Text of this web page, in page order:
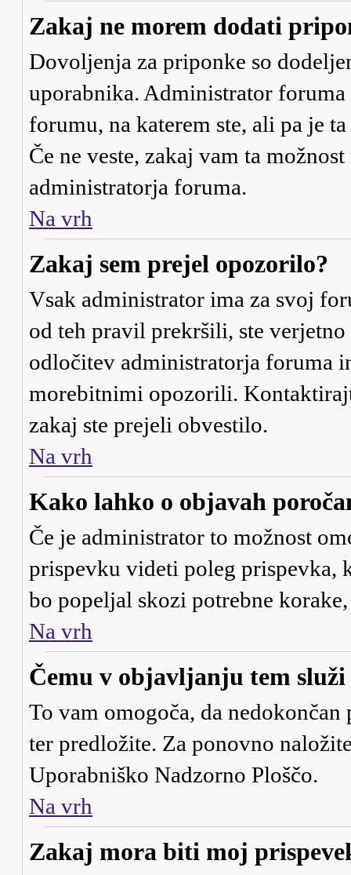
Zakaj ne morem dodati
Dovoljenja za priponke so
uporabnika. Administrator
forumu, na katerem ste, ali pa je
Če ne veste, zakaj vam ta
administratorja foruma.
Na vrh
Zakaj sem prejel opozorilo?
Vsak administrator ima za svoj
od teh pravil prekršili, ste
odločitev administratorja foruma
morebitnimi opozorili.
zakaj ste prejeli obvestilo.
Na vrh
Kako lahko o objavah
Če je administrator to možnost
prispevku videti poleg prispevka,
bo popeljal skozi potrebne
Na vrh
Čemu v objavljanju tem
To vam omogoča, da
ter predložite. Za ponovno
Uporabniško Nadzorno Ploščo.
Na vrh
Zakaj mora biti moj